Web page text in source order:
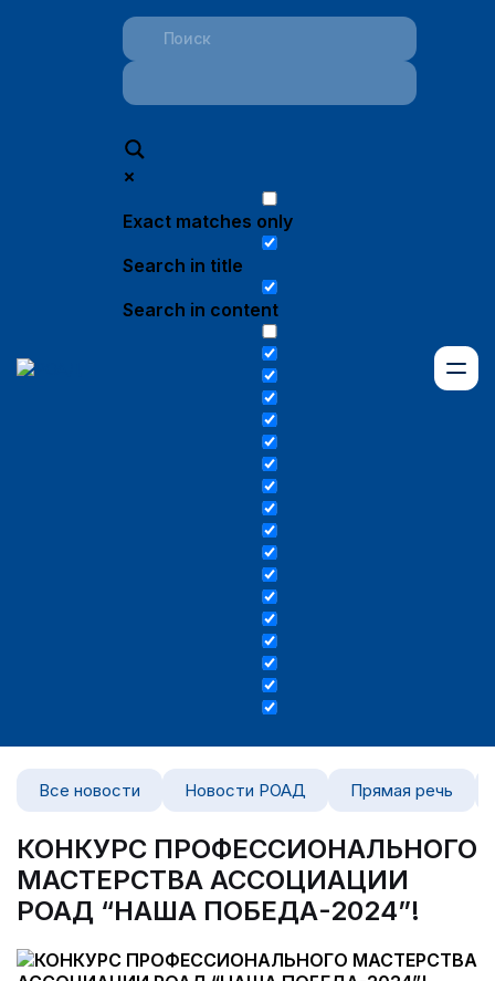
Exact matches only
Search in title
Search in content
Все новости Новости РОАД Прямая речь
КОНКУРС ПРОФЕССИОНАЛЬНОГО
МАСТЕРСТВА АССОЦИАЦИИ
РОАД “НАША ПОБЕДА-2024”!